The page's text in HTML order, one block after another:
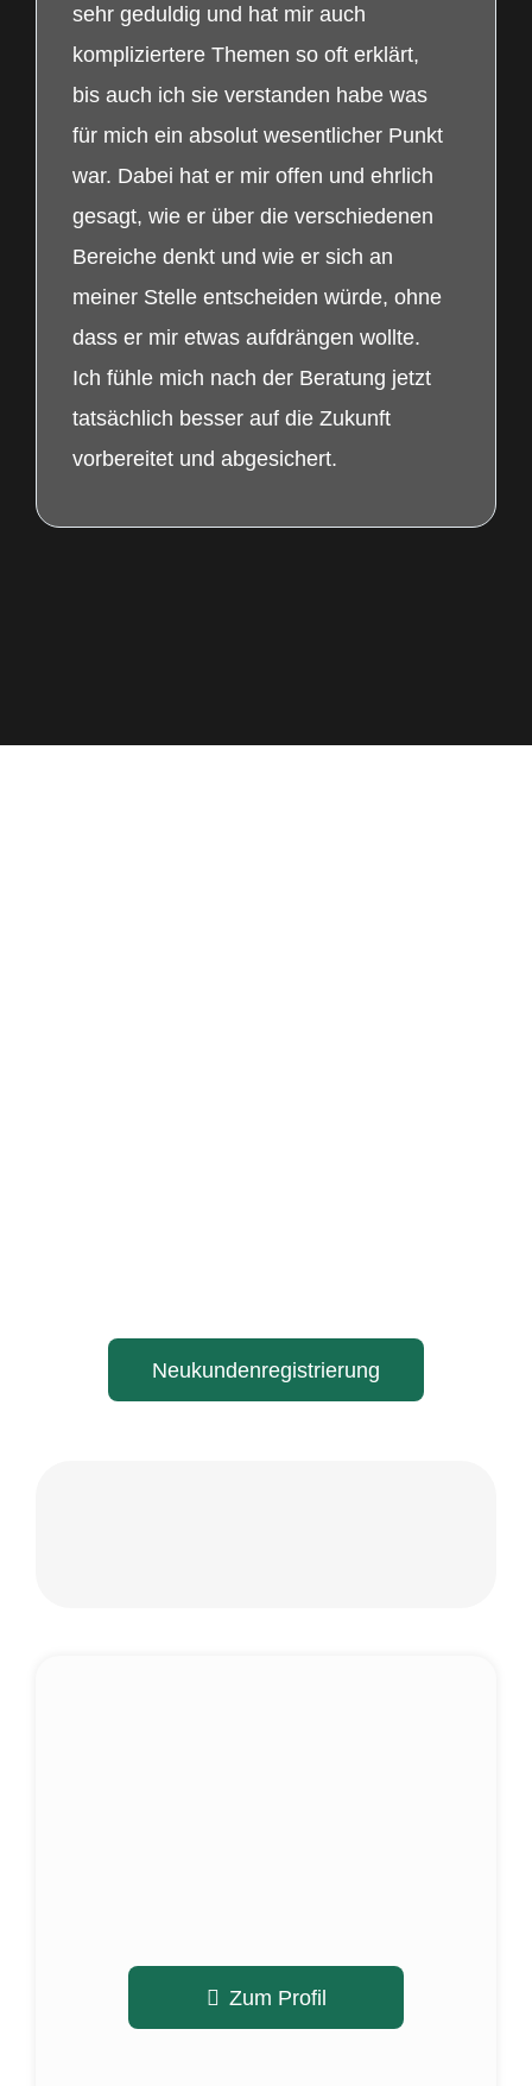
sehr geduldig und hat mir auch
kompliziertere Themen so oft erklärt,
bis auch ich sie verstanden habe was
für mich ein absolut wesentlicher Punkt
war. Dabei hat er mir offen und ehrlich
gesagt, wie er über die verschiedenen
Bereiche denkt und wie er sich an
meiner Stelle entscheiden würde, ohne
dass er mir etwas aufdrängen wollte.
Ich fühle mich nach der Beratung jetzt
tatsächlich besser auf die Zukunft
vorbereitet und abgesichert.
Neukundenregistrierung
Zum Profil